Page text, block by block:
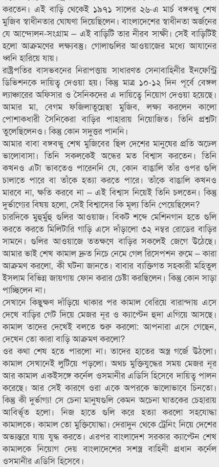
করতেন। এই বাড়ি থেকেই ১৯৭১ সালের ২৬-এ মার্চ বঙ্গবন্ধু শেখ
মুজিব স্বাধীনতার ঘোষণা দিয়েছিলেন। বাংলাদেশের স্বাধীনতা অর্জনের
যে আন্দোলন-সংগ্রাম – এই বাড়িটি তার নীরব সাক্ষী। সেই বাড়িটিই
হলো আক্রমণের লক্ষ্যবস্তু। গোলাগুলির আওয়াজের মধ্যে আযানের
ধ্বনি হারিয়ে যায়।
রাষ্ট্রপতির বাসভবনের নিরাপত্তায় সাধারণত সেনাবাহিনীর ইনফেন্ট্রি
ডিভিশনকে দায়িত্ব দেওয়া হয়। কিন্তু মাত্র ১০-১২ দিন পূর্বে বেঙ্গল
ল্যাঞ্চারের অফিসার ও সৈনিকদের এ দায়িত্বে নিয়োগ দেওয়া হয়েছে।
আমার মা, বেগম ফজিলাতুন্নেছা মুজিব, লক্ষ্য করলেন কালো
পোশাকধারী সৈনিকেরা বাড়ির পাহারায় নিয়োজিত। তিনি প্রশ্নটা
তুলেছিলেনও। কিন্তু কোন সদুত্তর পাননি।
আমার বাবা বঙ্গবন্ধু শেখ মুজিবের ছিল দেশের মানুষের প্রতি অঢেল
ভালোবাসা। তিনি সকলকেই অন্ধের মত বিশ্বাস করতেন। তিনি
কখনও এটা ভাবতেও পারেননি যে, কোন বাঙালি তাঁর ওপর গুলি
চালাতে পারে বা তাঁকে হত্যা করতে পারে। তাঁকে বাঙালি কখনও
মারবে না, ক্ষতি করবে না – এই বিশ্বাস নিয়েই তিনি চলতেন। কিন্তু
দুর্ভাগ্যের বিষয় হলো, সেই বিশ্বাসের কি মূল্য তিনি পেয়েছিলেন?
চারদিকে মুহুর্মুহু গুলির আওয়াজ। বিকট শব্দে মেশিনগান হতে গুলি
করতে করতে মিলিটারি গাড়ি এসে দাঁড়ালো ৩২ নম্বর রোডের বাড়ির
সামনে। গুলির আওয়াজে ততক্ষণে বাড়ির সকলেই জেগে উঠেছে।
আমার ভাই শেখ কামাল দ্রুত নিচে নেমে গেল রিসেপশন রুমে – কারা
আক্রমণ করলো, কী ঘটনা জানতে। বাবার ব্যক্তিগত সহকারী মহিতুল
ইসলাম বিভিন্ন জায়গায় ফোন করার চেষ্টা করছিলেন। কিন্তু কোন সাড়া
পাচ্ছিলেন না।
সেখানে কিছুক্ষণ দাঁড়িয়ে থাকার পর কামাল বেরিয়ে বারান্দায় এসে
দেখে বাড়ির গেট দিয়ে মেজর নূর ও ক্যাপ্টেন হুদা এগিয়ে আসছে।
কামাল তাদের দেখেই বলতে শুরু করলো: আপনারা এসে গেছেন,
দেখেন তো কারা বাড়ি আক্রমণ করলো?
ওর কথা শেষ হতে পারলো না। তাদের হাতের অস্ত্র গর্জে উঠলো।
কামাল সেখানেই লুটিয়ে পড়লো। অথচ মুক্তিযুদ্ধের সময় মেজর নূর
আর কামাল একইসঙ্গে কর্নেল ওসমানীর এডিসি হিসেবে দায়িত্ব পালন
করেছে। আর সেই কারণে ওরা একে অপরকে ভালোভাবে চিনতো।
কিন্তু কী দুর্ভাগ্য! সে চেনা মানুষগুলি কেমন অচেনা ঘাতকের চেহারায়
আবির্ভূত হলো। নিজ হাতে গুলি করে হত্যা করলো সহযোদ্ধা
কামালকে। কামাল তো মুক্তিযোদ্ধা। দেরাদুন থেকে ট্রেনিং নিয়ে দেশের
অভ্যন্তরে যায় যুদ্ধ করতে। এরপর বাংলাদেশ সরকার ক্যাপ্টেন শেখ
কামালকে নিয়োগ দেয় বাংলাদেশের সশস্ত্র বাহিনী প্রধান কর্নেল
ওসমানীর এডিসি হিসেবে।